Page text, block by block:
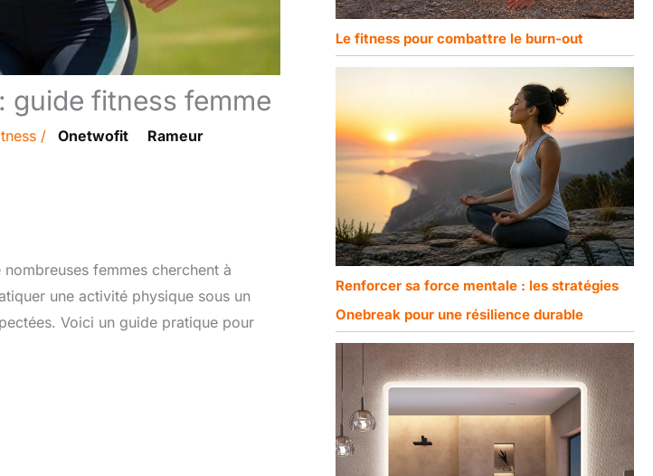
guide fitness femme
/ Onetwofit
Rameur
femmes cherchent à
une activité physique sous un
Voici un guide pratique pour
Le fitness pour combattre le burn-out
Renforcer sa force mentale : les stratégies
Onebreak pour une résilience durable